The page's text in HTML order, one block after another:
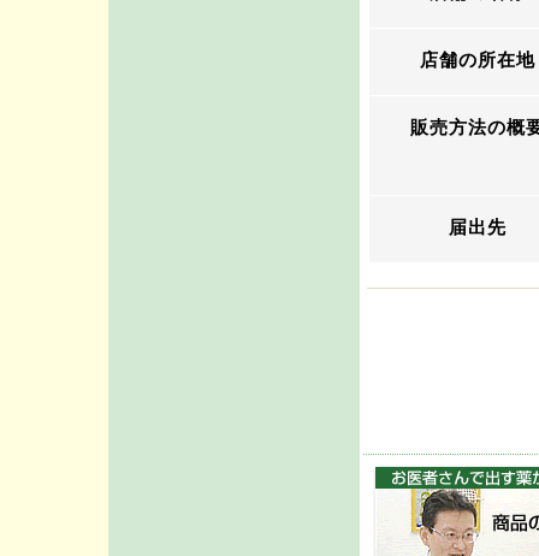
店舗の所在地
販売方法の概
届出先